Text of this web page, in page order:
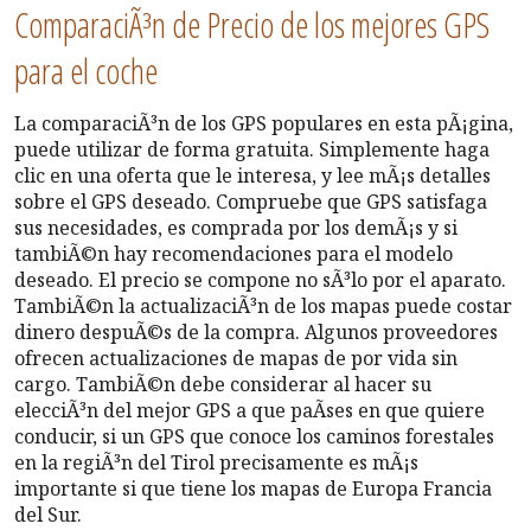
ComparaciÃ³n de Precio de los mejores GPS
para el coche
La comparaciÃ³n de los GPS populares en esta pÃ¡gina,
puede utilizar de forma gratuita. Simplemente haga
clic en una oferta que le interesa, y lee mÃ¡s detalles
sobre el GPS deseado. Compruebe que GPS satisfaga
sus necesidades, es comprada por los demÃ¡s y si
tambiÃ©n hay recomendaciones para el modelo
deseado. El precio se compone no sÃ³lo por el aparato.
TambiÃ©n la actualizaciÃ³n de los mapas puede costar
dinero despuÃ©s de la compra. Algunos proveedores
ofrecen actualizaciones de mapas de por vida sin
cargo. TambiÃ©n debe considerar al hacer su
elecciÃ³n del mejor GPS a que paÃ­ses en que quiere
conducir, si un GPS que conoce los caminos forestales
en la regiÃ³n del Tirol precisamente es mÃ¡s
importante si que tiene los mapas de Europa Francia
del Sur.